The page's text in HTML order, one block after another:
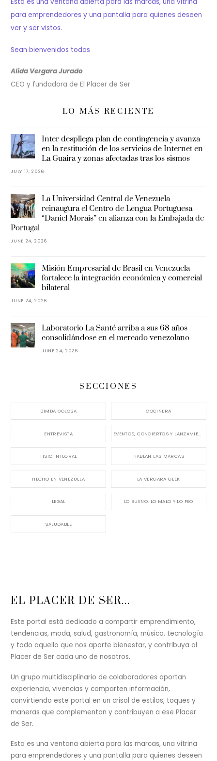
para emprendedores y una pantalla para quienes deseen
ver y ser vistos.
Sean bienvenidos todos
Alida Vergara Jurado
CEO y fundadora de El Placer de Ser
LO MÁS RECIENTE
Inter despliega plan de contingencia y avanza
en la restitución de los servicios de Internet en
La Guaira y zonas afectadas tras los sismos
JULY 17, 2026
La Universidad Central de Venezuela
reinaugura el Centro de Lengua Portuguesa
“Daniel Morais” en alianza con la Embajada de
Portugal
JUNE 24, 2026
Misión Empresarial de Brasil en Venezuela
fortalece la integración económica y comercial
bilateral
JUNE 24, 2026
Laboratorio La Santé arriba a sus 68 años
consolidándose en el mercado venezolano
JUNE 24, 2026
SECCIONES
BIMBA GOLOSA COCINERA
ENTREVISTA
FISIO INTEGRAL HABLAN LAS MARCAS
HECHO EN VENEZUELA LA VERGARA GEEK
LEGAL LO BUENO, LO MALO Y LO FEO
SALUDABLE
Back
Top
EL PLACER DE SER...
Este portal está dedicado a compartir emprendimiento,
tendencias, moda, salud, gastronomía, música, tecnología
y todo aquello que nos aporte bienestar, y contribuya al
Placer de Ser cada uno de nosotros.
Un grupo multidisciplinario de colaboradores aportan
experiencia, vivencias y comparten información,
convirtiendo este portal en un crisol de estilos, toques y
maneras que complementan y contribuyen a ese Placer
de Ser.
Esta es una ventana abierta para las marcas, una vitrina
para emprendedores y una pantalla para quienes deseen